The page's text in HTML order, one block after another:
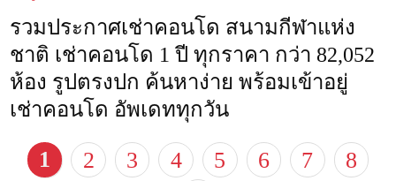
รวมประกาศเช่าคอนโด สนามกีฬาแห่ง
ชาติ เช่าคอนโด 1 ปี ทุกราคา กว่า 82,052
ห้อง รูปตรงปก ค้นหาง่าย พร้อมเข้าอยู่
เช่าคอนโด อัพเดททุกวัน
1 2 3 4 5 6 7
8